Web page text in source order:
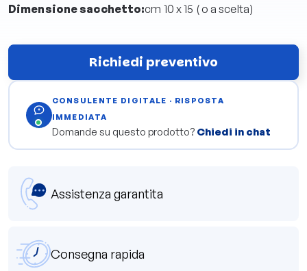
Dimensione sacchetto:cm 10 x 15 ( o a scelta)
Richiedi preventivo
CONSULENTE DIGITALE · RISPOSTA
IMMEDIATA
Domande su questo prodotto? Chiedi in chat
Assistenza garantita
Consegna rapida